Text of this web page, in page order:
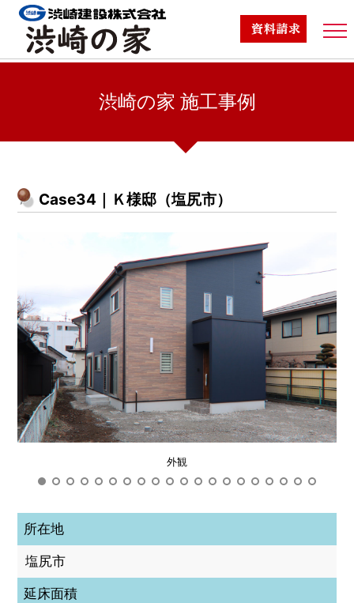
施工事例
家づくりの流れ
スタッフ紹介
渋崎の家 施工事例
Case34｜Ｋ様邸（塩尻市）
外観
所在地
塩尻市
延床面積